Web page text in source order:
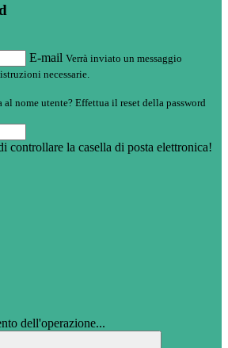
E-mail Verrà inviato un messaggio
necessarie.
al nome utente? Effettua il reset della password
controllare la casella di posta elettronica!
dell'operazione...